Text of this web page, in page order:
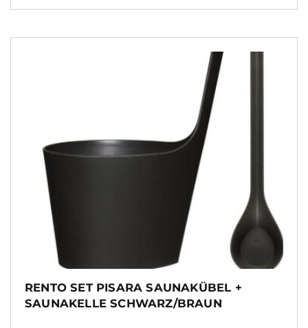
RENTO SET PISARA SAUNAKÜBEL +
SAUNAKELLE SCHWARZ/BRAUN